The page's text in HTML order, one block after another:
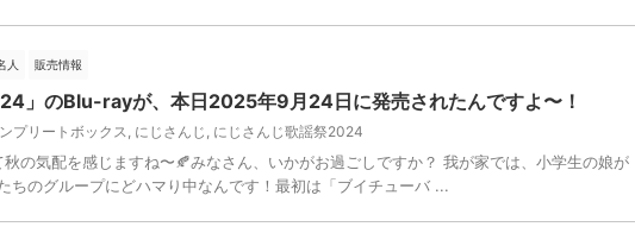
人 販売情報
」のBlu-rayが、本日2025年9月24日に発売されたんですよ〜！
プリートボックス, にじさんじ , にじさんじ歌謡祭2024
の気配を感じますね〜🍂みなさん、いかがお過ごしですか？ 我が家では、小学生の娘が
ちのグループにどハマり中なんです！最初は「ブイチューバ ...